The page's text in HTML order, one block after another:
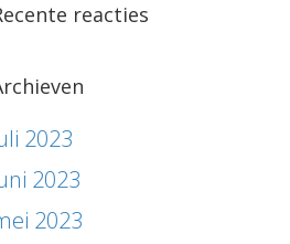
reacties
2023
2023
2023